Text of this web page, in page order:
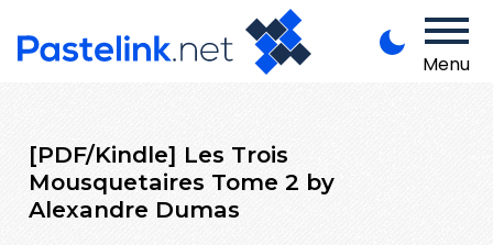
Menu
[PDF/Kindle] Les Trois
Mousquetaires Tome 2 by
Alexandre Dumas